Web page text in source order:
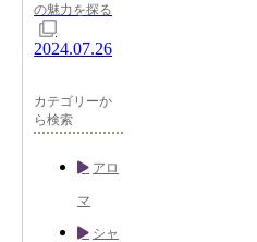
の魅力を探る
2024.07.26
カテゴリーか
ら検索
アロ
マ
シャ